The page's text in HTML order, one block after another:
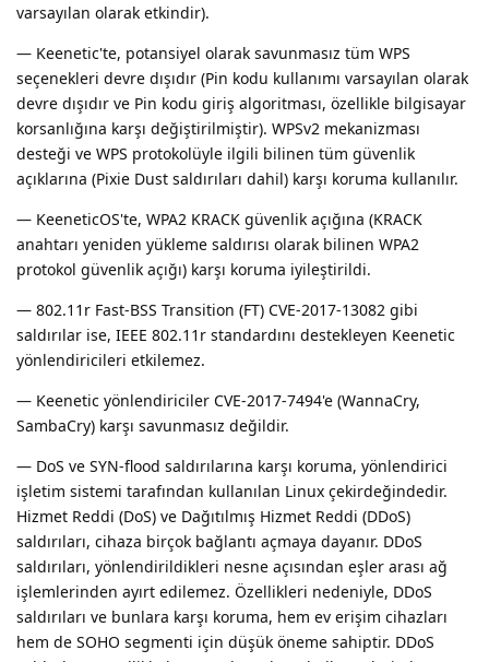
varsayılan olarak etkindir).
— Keenetic'te, potansiyel olarak savunmasız tüm WPS
seçenekleri devre dışıdır (Pin kodu kullanımı varsayılan olarak
devre dışıdır ve Pin kodu giriş algoritması, özellikle bilgisayar
korsanlığına karşı değiştirilmiştir). WPSv2 mekanizması
desteği ve WPS protokolüyle ilgili bilinen tüm güvenlik
açıklarına (Pixie Dust saldırıları dahil) karşı koruma kullanılır.
— KeeneticOS'te, WPA2 KRACK güvenlik açığına (KRACK
anahtarı yeniden yükleme saldırısı olarak bilinen WPA2
protokol güvenlik açığı) karşı koruma iyileştirildi.
— 802.11r Fast-BSS Transition (FT) CVE-2017-13082 gibi
saldırılar ise, IEEE 802.11r standardını destekleyen Keenetic
yönlendiricileri etkilemez.
— Keenetic yönlendiriciler CVE-2017-7494'e (WannaCry,
SambaCry) karşı savunmasız değildir.
— DoS ve SYN-flood saldırılarına karşı koruma, yönlendirici
işletim sistemi tarafından kullanılan Linux çekirdeğindedir.
Hizmet Reddi (DoS) ve Dağıtılmış Hizmet Reddi (DDoS)
saldırıları, cihaza birçok bağlantı açmaya dayanır. DDoS
saldırıları, yönlendirildikleri nesne açısından eşler arası ağ
işlemlerinden ayırt edilemez. Özellikleri nedeniyle, DDoS
saldırıları ve bunlara karşı koruma, hem ev erişim cihazları
hem de SOHO segmenti için düşük öneme sahiptir. DDoS